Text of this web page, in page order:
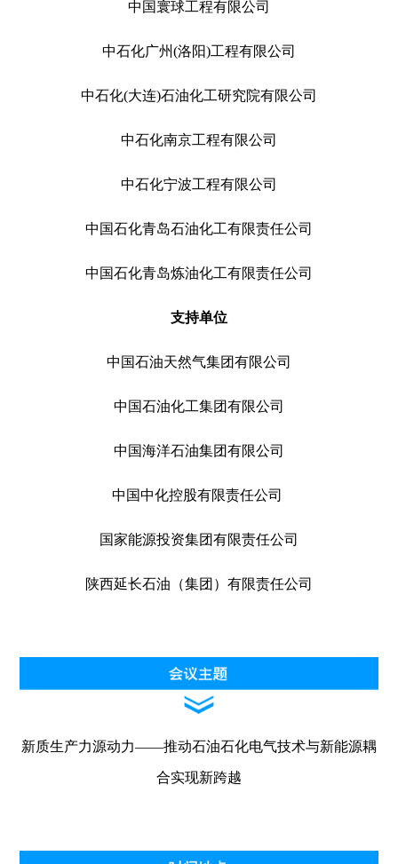
中国寰球工程有限公司
中石化广州(洛阳)工程有限公司
中石化(大连)石油化工研究院有限公司
中石化南京工程有限公司
中石化宁波工程有限公司
中国石化青岛石油化工有限责任公司
中国石化青岛炼油化工有限责任公司
支持单位
中国石油天然气集团有限公司
中国石油化工集团有限公司
中国海洋石油集团有限公司
中国中化控股有限责任公司
国家能源投资集团有限责任公司
陕西延长石油（集团）有限责任公司
新质生产力源动力——推动石油石化电气技术与新能源耦
合实现新跨越